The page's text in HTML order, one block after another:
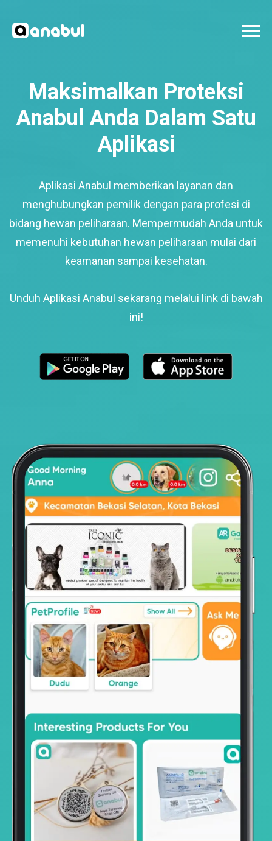
Maksimalkan Proteksi
Anabul Anda Dalam Satu
Aplikasi
Aplikasi Anabul memberikan layanan dan
menghubungkan pemilik dengan para profesi di
bidang hewan peliharaan. Mempermudah Anda untuk
memenuhi kebutuhan hewan peliharaan mulai dari
keamanan sampai kesehatan.
Unduh Aplikasi Anabul sekarang melalui link di bawah
ini!